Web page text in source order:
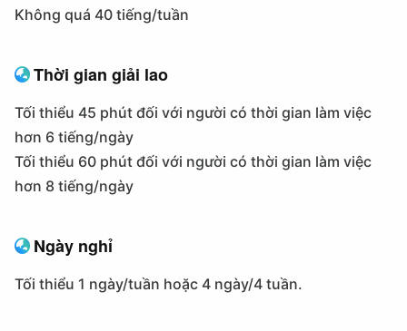
Không quá 40 tiếng/tuần
Thời gian giải lao
Tối thiểu 45 phút đối với người có thời gian làm việc
hơn 6 tiếng/ngày
Tối thiểu 60 phút đối với người có thời gian làm việc
hơn 8 tiếng/ngày
Ngày nghỉ
Tối thiểu 1 ngày/tuần hoặc 4 ngày/4 tuần.